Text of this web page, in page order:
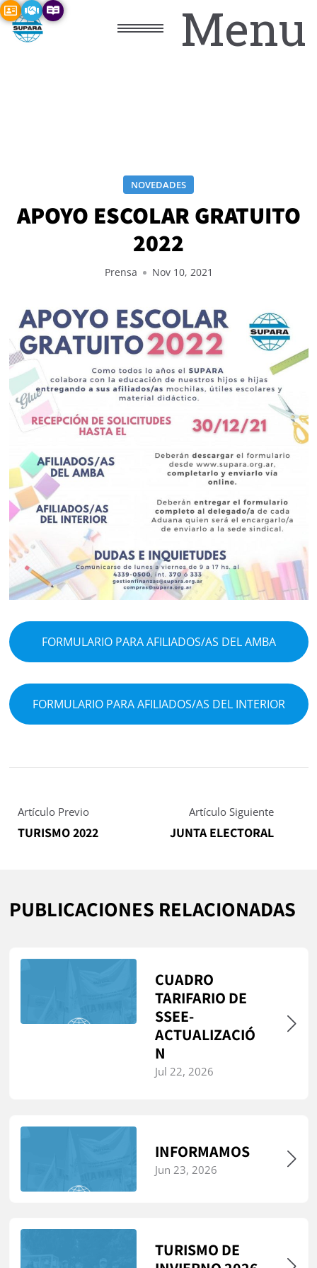
Menu
NOVEDADES
APOYO ESCOLAR GRATUITO
2022
Prensa Nov 10, 2021
FORMULARIO PARA AFILIADOS/AS DEL AMBA
FORMULARIO PARA AFILIADOS/AS DEL INTERIOR
Artículo Previo
TURISMO 2022
Artículo Siguiente
JUNTA ELECTORAL
PUBLICACIONES RELACIONADAS
CUADRO
TARIFARIO DE
SSEE-
ACTUALIZACIÓ
N
Jul 22, 2026
INFORMAMOS
Jun 23, 2026
TURISMO DE